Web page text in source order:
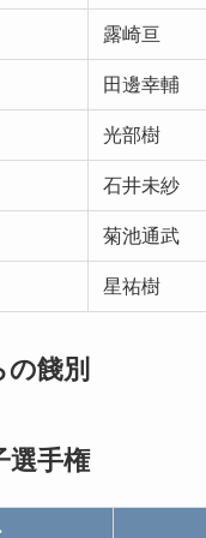
露崎亘
田邊幸輔
光部樹
石井未紗
菊池通武
星祐樹
餞別
選手権